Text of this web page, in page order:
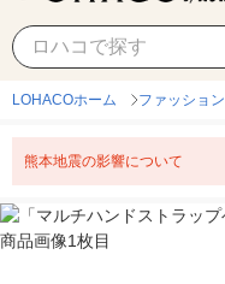
LOHACOホーム ファッション
熊本地震の影響について